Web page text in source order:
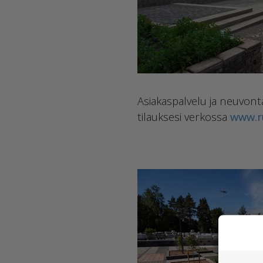
Asiakaspalvelu ja
tilauksesi verkossa